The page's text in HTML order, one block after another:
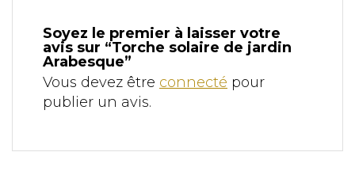
Soyez le premier à laisser votre
avis sur “Torche solaire de jardin
Arabesque”
Vous devez être connecté pour
publier un avis.